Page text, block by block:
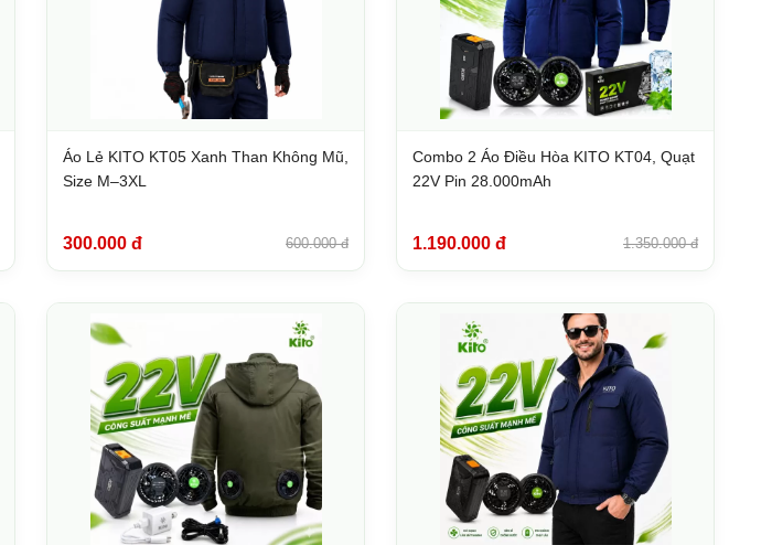
Áo Lẻ KITO KT05 Xanh Than Không Mũ,
Size M–3XL
300.000 đ 600.000 đ
Combo 2 Áo Điều Hòa KITO KT04, Quạt
22V Pin 28.000mAh
1.190.000 đ 1.350.000 đ